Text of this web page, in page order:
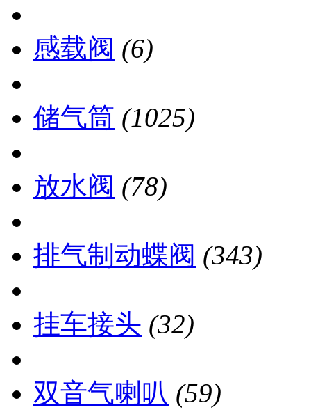
感载阀 (6)
储气筒 (1025)
放水阀 (78)
排气制动蝶阀 (343)
挂车接头 (32)
双音气喇叭 (59)